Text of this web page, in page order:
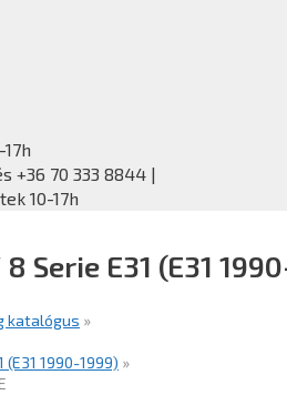
+36 70 333 8844 |
10-17h
8 Serie E31 (E31
katalógus »
(E31 1990-1999) »